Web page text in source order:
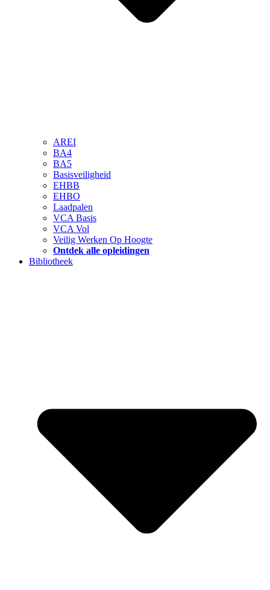
AREI
BA4
BA5
Basisveiligheid
EHBB
EHBO
Laadpalen
VCA Basis
VCA Vol
Veilig Werken Op Hoogte
Ontdek alle opleidingen
Bibliotheek